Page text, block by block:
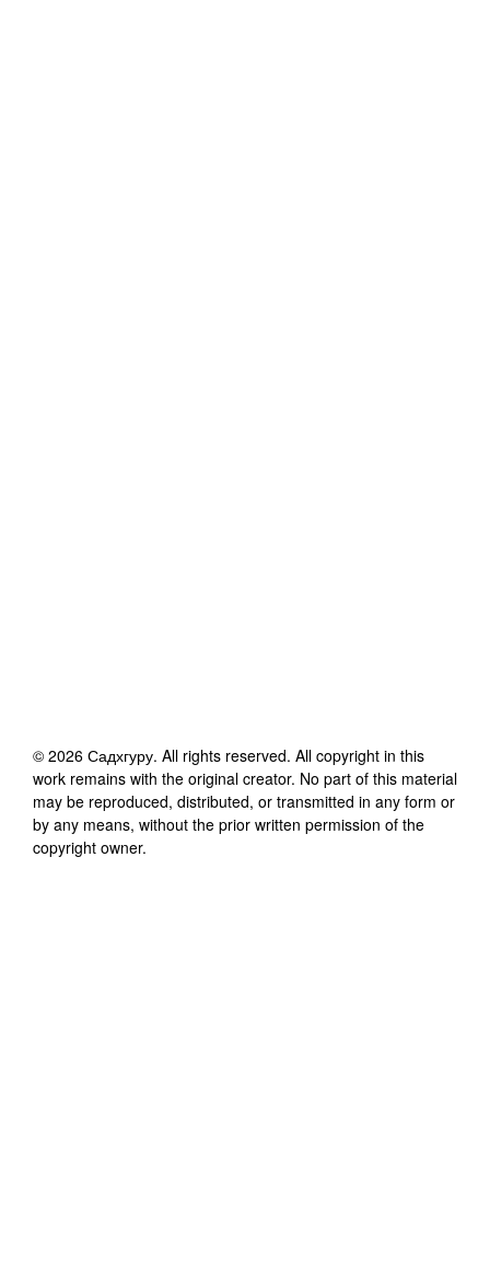
© 2026 Садхгуру. All rights reserved. All copyright in this
work remains with the original creator. No part of this material
may be reproduced, distributed, or transmitted in any form or
by any means, without the prior written permission of the
copyright owner.